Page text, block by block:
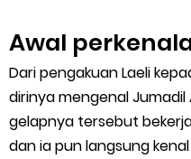
Awal
Dari pengakuan Laeli
dirinya mengenal
gelapnya tersebut
dan ia pun langsung